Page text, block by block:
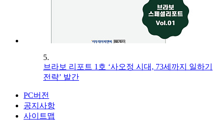
5.
브라보 리포트 1호 ‘사오정 시대, 73세까지 일하기
전략’ 발간
PC버전
공지사항
사이트맵